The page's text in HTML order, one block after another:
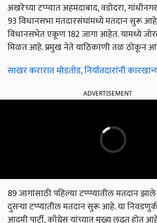
अखरेच्या टप्प्यात अहमदाबाद, वडोदरा,
93 विधानसभा मतदारसंघांमध्ये मतदान सुरू
विधानसभेत एकूण 182 जागा आहेत. यामध्ये
मिळत आहे. प्रमुख नेते याठिकाणी तळ ठोकून
साखर करारात मोडतोड, निर्यातदारांनी
ADVERTISEMENT
89 जागांसाठी पहिल्या टप्प्प्यातील मतदान
दुसऱ्या टप्प्यातील मतदान सुरू आहे. या
आदमी पार्टी, काँग्रेस यांच्यात मुख्य लढत होत